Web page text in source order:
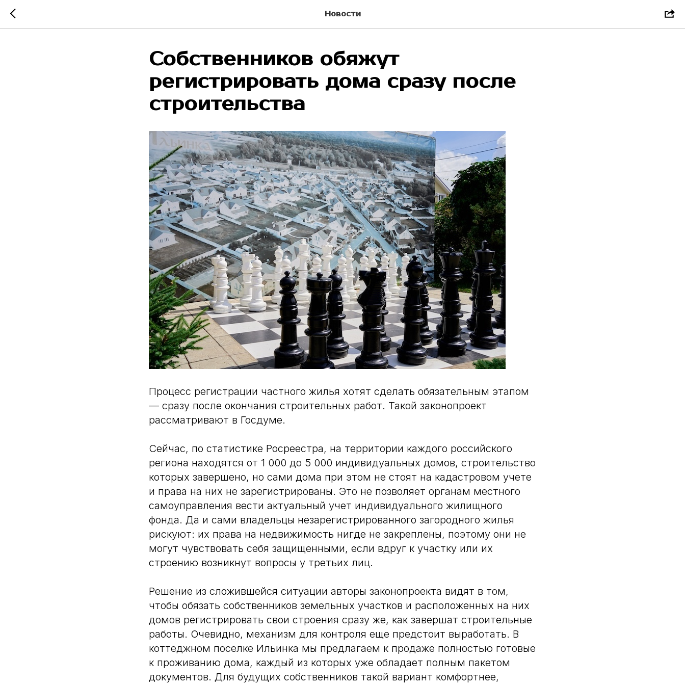
Новости
Собственников обяжут
регистрировать дома сразу после
строительства
Процесс регистрации частного жилья хотят сделать обязательным этапом
— сразу после окончания строительных работ. Такой законопроект
рассматривают в Госдуме.
Сейчас, по статистике Росреестра, на территории каждого российского
региона находятся от 1 000 до 5 000 индивидуальных домов, строительство
которых завершено, но сами дома при этом не стоят на кадастровом учете
и права на них не зарегистрированы. Это не позволяет органам местного
самоуправления вести актуальный учет индивидуального жилищного
фонда. Да и сами владельцы незарегистрированного загородного жилья
рискуют: их права на недвижимость нигде не закреплены, поэтому они не
могут чувствовать себя защищенными, если вдруг к участку или их
строению возникнут вопросы у третьих лиц.
Решение из сложившейся ситуации авторы законопроекта видят в том,
чтобы обязать собственников земельных участков и расположенных на них
домов регистрировать свои строения сразу же, как завершат строительные
работы. Очевидно, механизм для контроля еще предстоит выработать. В
коттеджном поселке Ильинка мы предлагаем к продаже полностью готовые
к проживанию дома, каждый из которых уже обладает полным пакетом
документов. Для будущих собственников такой вариант комфортнее,